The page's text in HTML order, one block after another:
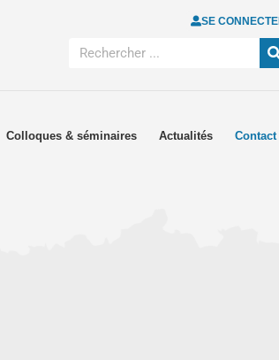
SE
Colloques & séminaires Actualités Contact